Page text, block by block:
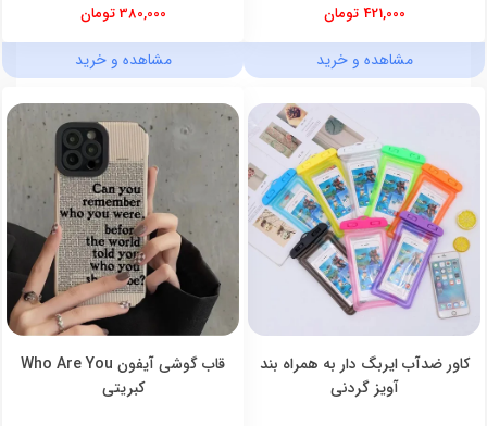
421,000 تومان
مشاهده و خرید
380,000 تومان
مشاهده و خرید
کاور ضدآب ایربگ دار به همراه بند
آویز گردنی
قاب گوشی آیفون Who Are You
کبریتی